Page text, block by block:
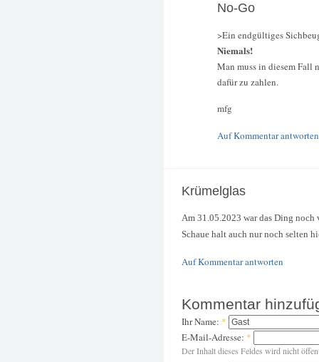
No-Go
>Ein endgültiges
Niemals!
Man muss in diesem Fall
dafür zu zahlen.
mfg
Auf Kommentar antworten
Krümelglas
Am 31.05.2023 war das Ding
Schaue halt auch nur noch selten
Auf Kommentar antworten
Kommentar
Ihr Name: *
E-Mail-Adresse: *
Der Inhalt dieses Feldes wird nicht